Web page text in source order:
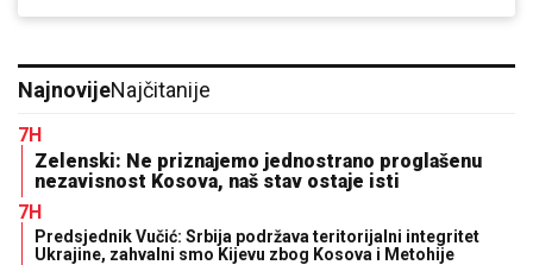
NajnovijeNajčitanije
7H
Zelenski: Ne priznajemo jednostrano proglašenu
nezavisnost Kosova, naš stav ostaje isti
7H
Predsjednik Vučić: Srbija podržava teritorijalni integritet
Ukrajine, zahvalni smo Kijevu zbog Kosova i Metohije